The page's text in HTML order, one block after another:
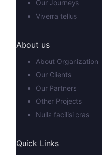
Our Journeys
Viverra tellus
About us
About Organization
Our Clients
Our Partners
Other Projects
Nulla facilisi cras
Quick Links